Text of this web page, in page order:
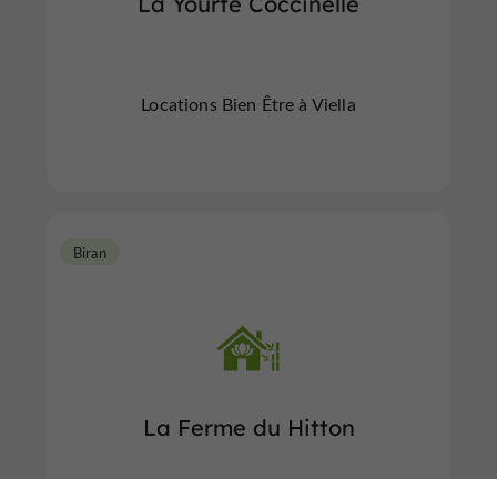
Locations Bien Être à Viella
La Ferme du Hitton
Biran